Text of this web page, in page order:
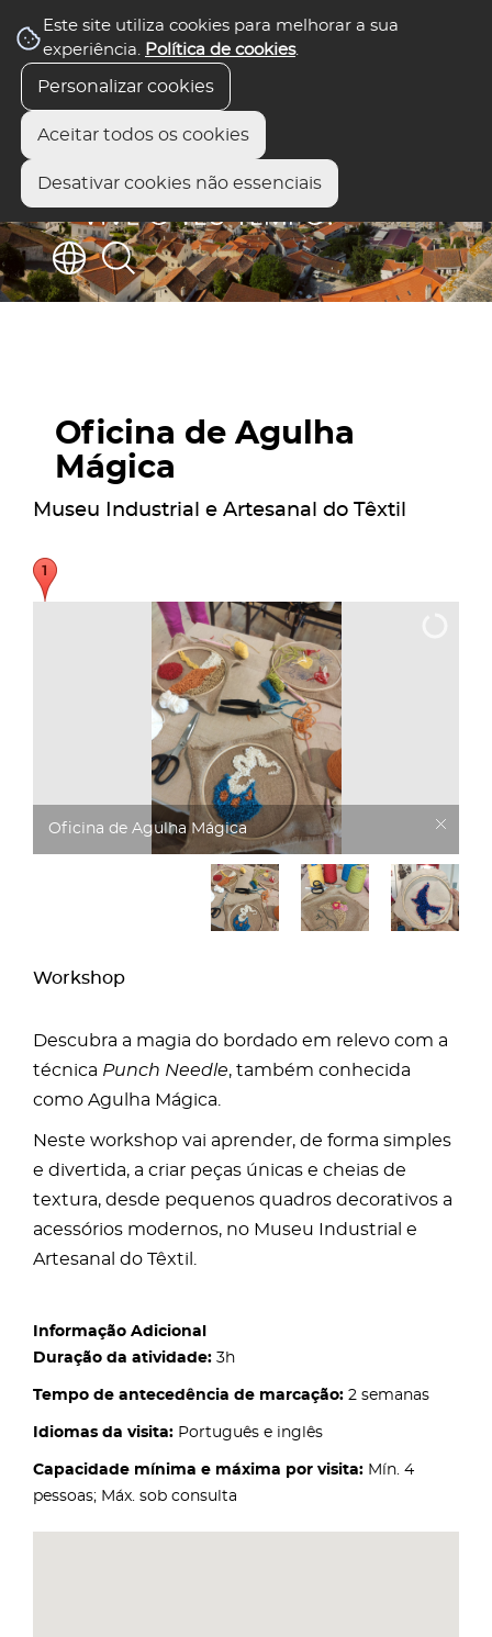
Este site utiliza cookies para melhorar a sua
experiência. Política de cookies.
Personalizar cookies
Aceitar todos os cookies
Desativar cookies não essenciais
Oficina de Agulha
Mágica
Museu Industrial e Artesanal do Têxtil
Oficina da Agulha Mágica
Workshop
Descubra a magia do bordado em relevo com a
técnica Punch Needle, também conhecida
como Agulha Mágica.
Neste workshop vai aprender, de forma simples
e divertida, a criar peças únicas e cheias de
textura, desde pequenos quadros decorativos a
acessórios modernos, no Museu Industrial e
Artesanal do Têxtil.
Informação Adicional
Duração da atividade: 3h
Tempo de antecedência de marcação: 2 semanas
Idiomas da visita: Português e inglês
Capacidade mínima e máxima por visita: Mín. 4
pessoas; Máx. sob consulta